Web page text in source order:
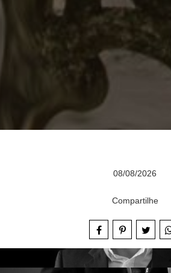
08/08/2026
Compartilhe